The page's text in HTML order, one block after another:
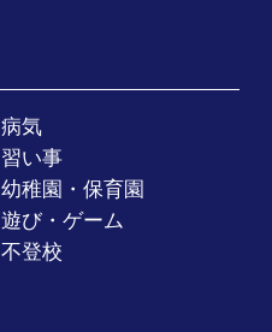
病気
習い事
幼稚園・保育園
遊び・ゲーム
不登校